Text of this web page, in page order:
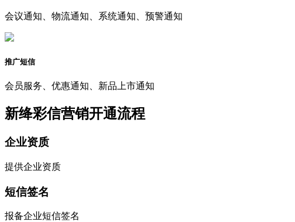
会议通知、物流通知、系统通知、预警通知
推广短信
会员服务、优惠通知、新品上市通知
新绛彩信营销开通流程
企业资质
提供企业资质
短信签名
报备企业短信签名